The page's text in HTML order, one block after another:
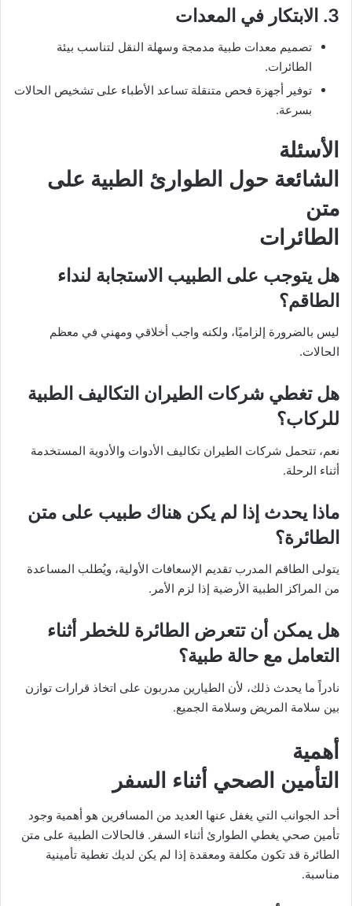
3. الابتكار في المعدات
تصميم معدات طبية مدمجة وسهلة النقل لتناسب بيئة
الطائرات.
توفير أجهزة فحص متنقلة تساعد الأطباء على تشخيص الحالات
بسرعة.
الأسئلة
الشائعة حول الطوارئ الطبية على
متن
الطائرات
هل يتوجب على الطبيب الاستجابة لنداء
الطاقم؟
ليس بالضرورة إلزاميًا، ولكنه واجب أخلاقي ومهني في معظم
الحالات.
هل تغطي شركات الطيران التكاليف الطبية
للركاب؟
نعم، تتحمل شركات الطيران تكاليف الأدوات والأدوية المستخدمة
أثناء الرحلة.
ماذا يحدث إذا لم يكن هناك طبيب على متن
الطائرة؟
يتولى الطاقم المدرب تقديم الإسعافات الأولية، ويُطلب المساعدة
من المراكز الطبية الأرضية إذا لزم الأمر.
هل يمكن أن تتعرض الطائرة للخطر أثناء
التعامل مع حالة طبية؟
نادراً ما يحدث ذلك، لأن الطيارين مدربون على اتخاذ قرارات توازن
بين سلامة المريض وسلامة الجميع.
أهمية
التأمين الصحي أثناء السفر
أحد الجوانب التي يغفل عنها العديد من المسافرين هو أهمية وجود
تأمين صحي يغطي الطوارئ أثناء السفر. فالحالات الطبية على متن
الطائرة قد تكون مكلفة ومعقدة إذا لم يكن لديك تغطية تأمينية
مناسبة.